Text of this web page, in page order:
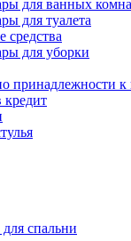
для ванных
для туалета
средства
для уборки
принадлежности к
кредит
спальни